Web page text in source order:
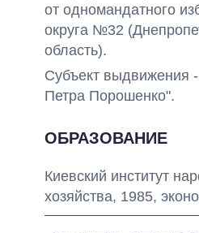
от одномандатного
округа №32
область).
Субъект выдвижения
Петра Порошенко".
ОБРАЗОВАНИЕ
Киевский институт
хозяйства, 1985,